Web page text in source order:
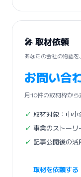
🎤 取材依頼
あなたの会社の物語
お問い合
月10件の取材枠から
取材対象：中小
事業のストー
記事公開後の
取材を依頼す